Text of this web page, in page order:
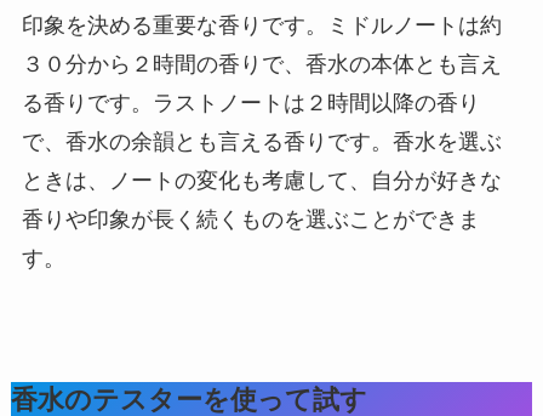
印象を決める重要な香りです。ミドルノートは約
３０分から２時間の香りで、香水の本体とも言え
る香りです。ラストノートは２時間以降の香り
で、香水の余韻とも言える香りです。香水を選ぶ
ときは、ノートの変化も考慮して、自分が好きな
香りや印象が長く続くものを選ぶことができま
す。
香水のテスターを使って試す